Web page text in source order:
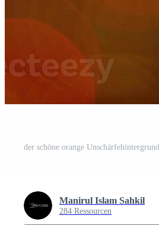
der schöne orange
Manirul Islam Sahkil
284 Ressourcen